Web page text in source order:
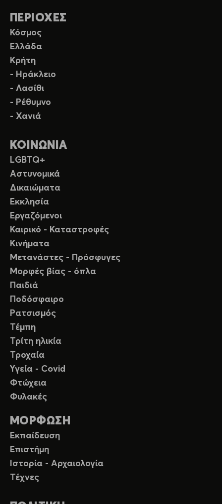
ΠΕΡΙΟΧΕΣ
Κόσμος
Ελλάδα
Κρήτη
- Ηράκλειο
- Λασίθι
- Ρέθυμνο
- Χανιά
ΚΟΙΝΩΝΙΑ
LGBTQ+
Αστυνομικά
Δικαιώματα
Εκκλησία
Εργαζόμενοι
Καιρικό - Καταστροφές
Κινήματα
Μετανάστες - Πρόσφυγες
Μορφές βίας - όπλα
Παιδιά
Ποδόσφαιρο
Ρατσισμός
Τέμπη
Τρίτη ηλικία
Τροχαία
Υγεία - Covid
Φτώχεια
Φυλακές
ΜΟΡΦΩΣΗ
Εκπαίδευση
Επιστήμη
Ιστορία - Αρχαιολογία
Τέχνες